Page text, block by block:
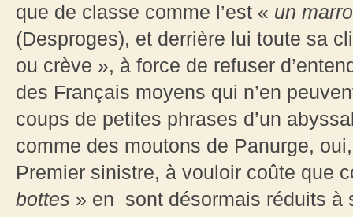
que de classe comme l’est « un
(Desproges), et derrière lui toute sa
ou crève », à force de refuser
des Français moyens qui n’en
coups de petites phrases d’un
comme des moutons de Panurge,
Premier sinistre, à vouloir coûte que
bottes » en sont désormais réduits à